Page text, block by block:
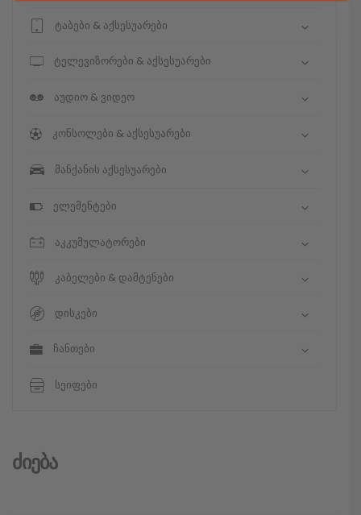
ტაბები & აქსესუარები
ტელევიზორები & აქსესუარები
აუდიო & ვიდეო
კონსოლები & აქსესუარები
მანქანის აქსესუარები
ელემენტები
აკკუმულატორები
კაბელები & დამტენები
დისკები
ჩანთები
სეიფები
Ძიება